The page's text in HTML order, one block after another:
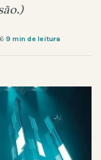
·9 min de leitura